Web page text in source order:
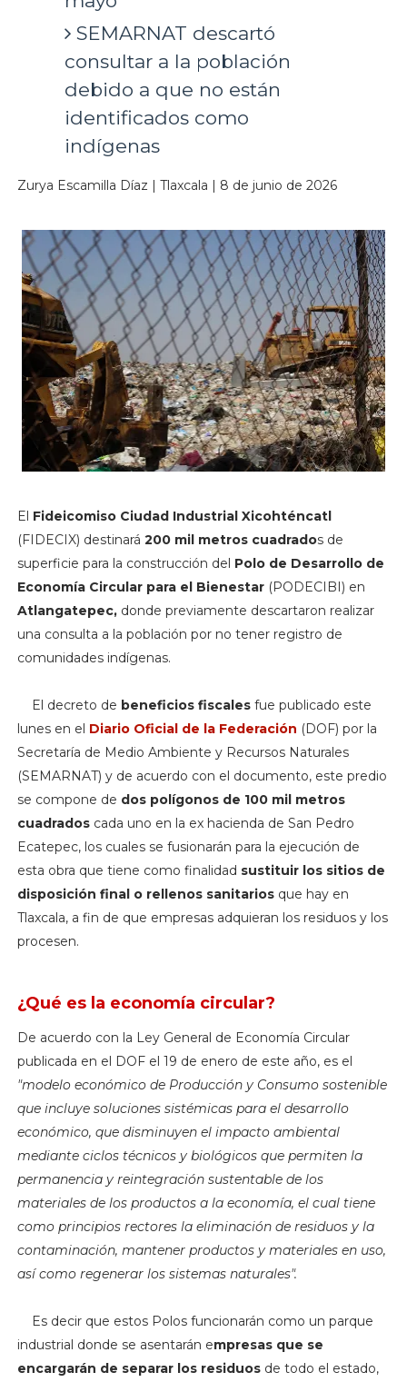
SEMARNAT descartó
consultar a la población
debido a que no están
identificados como
indígenas
Zurya Escamilla Díaz | Tlaxcala | 8 de junio de 2026
El Fideicomiso Ciudad Industrial Xicohténcatl
(FIDECIX) destinará 200 mil metros cuadrados de
superficie para la construcción del Polo de Desarrollo de
Economía Circular para el Bienestar(PODECIBI) en
Atlangatepec,donde previamente descartaron realizar
una consulta a la población por no tener registro de
comunidades indígenas.
El decreto de beneficios fiscales fue publicado este
lunes en el Diario Oficial de la Federación (DOF) por la
Secretaría de Medio Ambiente y Recursos Naturales
(SEMARNAT) y de acuerdo con el documento, este predio
se compone de dos polígonos de 100 mil metros
cuadradoscada uno en la ex hacienda de San Pedro
Ecatepec, los cuales se fusionarán para la ejecución de
esta obra que tiene como finalidad sustituir los sitios de
disposición final o rellenos sanitariosque hay en
Tlaxcala, a fin de que empresas adquieran los residuos y los
procesen.
¿Qué es la economía circular?
De acuerdo con la Ley General de Economía Circular
publicada en el DOF el 19 de enero de este año, es el
"modelo económico de Producción y Consumo sostenible
que incluye soluciones sistémicas para el desarrollo
económico, que disminuyen el impacto ambiental
mediante ciclos técnicos y biológicos que permiten la
permanencia y reintegración sustentable de los
materiales de los productos a la economía, el cual tiene
como principios rectores la eliminación de residuos y la
contaminación, mantener productos y materiales en uso,
así como regenerar los sistemas naturales".
Es decir que estos Polos funcionarán como un parque
industrial donde se asentarán empresas que se
encargarán de separar los residuos de todo el estado,